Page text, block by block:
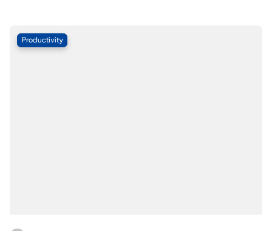
Productivity